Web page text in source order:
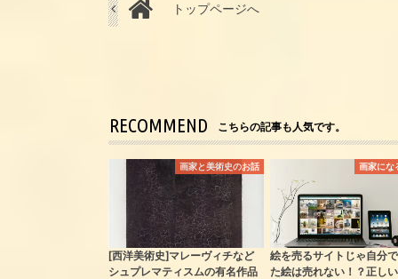
トップページへ
RECOMMEND こちらの記事も人気です。
画家と美術史のお話
[西洋美術史]マレーヴィチなど
シュプレマティスムの有名作品
画家にな
絵を売るサイトじゃ自分
た絵は売れない！？正し